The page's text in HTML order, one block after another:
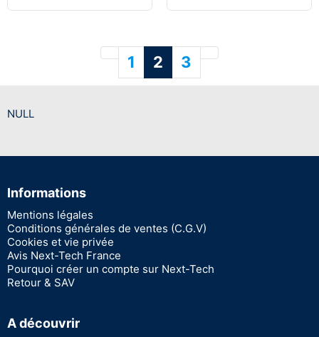
Précédent
1 2 3 Suivant
NULL
Informations
Mentions légales
Conditions générales de ventes (C.G.V)
Cookies et vie privée
Avis Next-Tech France
Pourquoi créer un compte sur Next-Tech
Retour & SAV
A découvrir